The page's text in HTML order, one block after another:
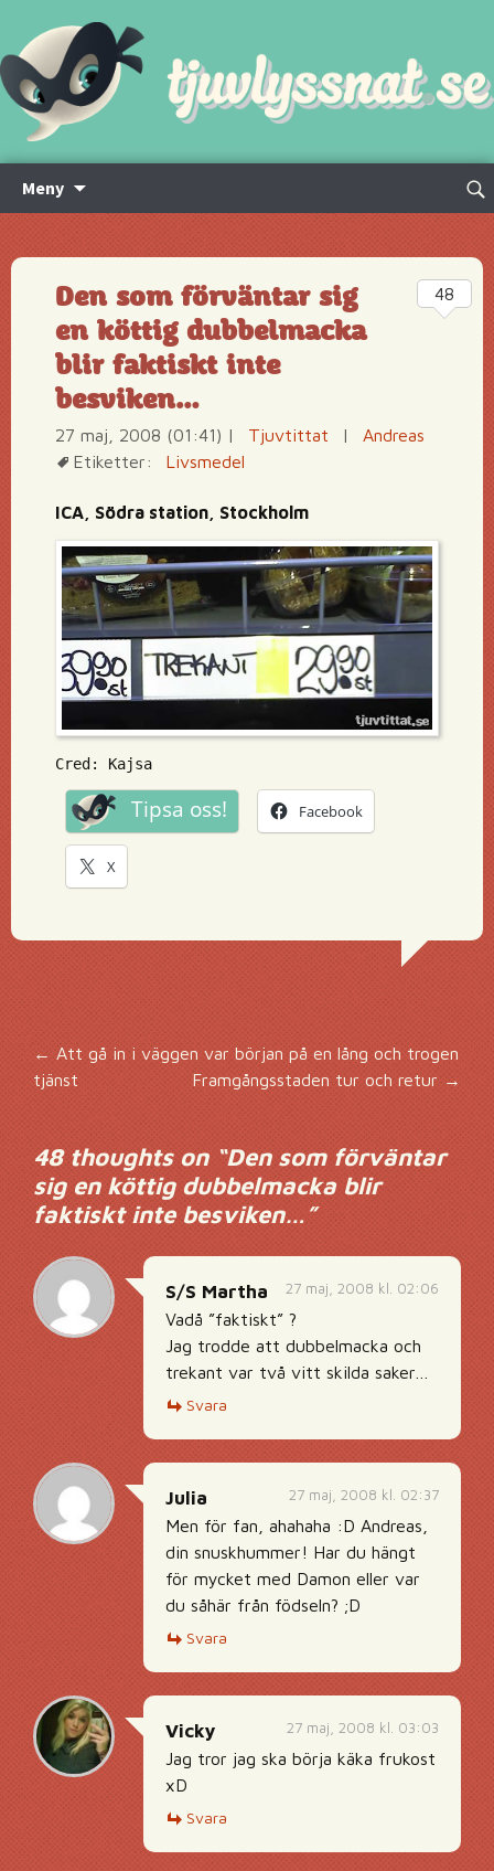
Meny
innehåll
Sök
Den som förväntar sig
en köttig dubbelmacka
blir faktiskt inte
besviken…
27 maj, 2008 (01:41) | Tjuvtittat |
Andreas
Etiketter:
Livsmedel
ICA, Södra station, Stockholm
Cred: Kajsa
Tipsa oss! Facebook
X
48
Inläggsnavigering
←Att gå in i väggen var början på en lång och trogen
tjänst
Framgångsstaden tur och retur→
48 thoughts on “Den som förväntar
sig en köttig dubbelmacka blir
faktiskt inte besviken…”
27 maj, 2008 kl. 02:06
S/S Martha
Vadå ”faktiskt” ?
Jag trodde att dubbelmacka och
trekant var två vitt skilda saker…
Svara
27 maj, 2008 kl. 02:37
Julia
Men för fan, ahahaha :D Andreas,
din snuskhummer! Har du hängt
för mycket med Damon eller var
du såhär från födseln? ;D
Svara
27 maj, 2008 kl. 03:03
Vicky
Jag tror jag ska börja käka frukost
xD
Svara